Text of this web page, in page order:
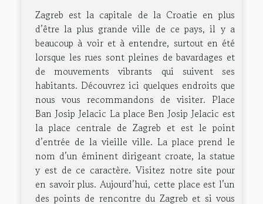
Zagreb est la capitale de la Croatie en plus
d’être la plus grande ville de ce pays, il y a
beaucoup à voir et à entendre, surtout en été
lorsque les rues sont pleines de bavardages et
de mouvements vibrants qui suivent ses
habitants. Découvrez ici quelques endroits que
nous vous recommandons de visiter. Place
Ban Josip Jelacic La place Ben Josip Jelacic est
la place centrale de Zagreb et est le point
d’entrée de la vieille ville. La place prend le
nom d’un éminent dirigeant croate, la statue
y est de ce caractère. Visitez notre site pour
en savoir plus. Aujourd’hui, cette place est l’un
des points de rencontre du Zagreb et si vous